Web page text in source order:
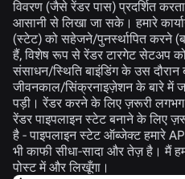
विवरण (जैसे रेंडर पास) प्रदर्शित
आसानी से लिखा जा सके। हमारे
(स्टेट) को सहेजने/पुनर्स्थापित करने
हैं, विशेष रूप से रेंडर टारगेट सेटअप
संसाधन/स्थिति बाइंडिंग के उस
जीवनकाल/सिंक्रनाइज़ेशन के बारे में
पड़ी। रेंडर करने के लिए ज़रूरी
रेंडर पाइपलाइन स्टेट बनाने के लिए
है - पाइपलाइन स्टेट ऑब्जेक्ट हमारे
भी काफी सीधा-सादा और तेज़ है। मैं
पोस्ट में और लिखूँगा।